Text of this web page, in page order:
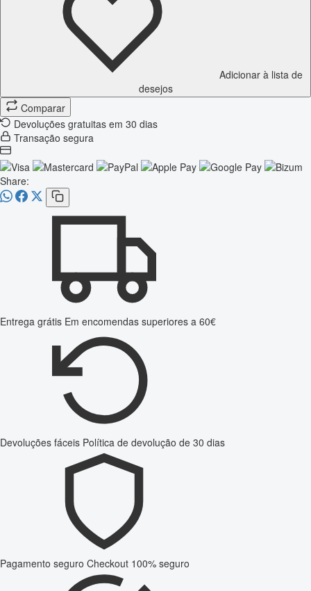
Adicionar à lista de
desejos
Comparar
Devoluções gratuitas em 30 dias
Transação segura
Share:
Entrega grátis Em encomendas superiores a 60€
Devoluções fáceis Política de devolução de 30 dias
Pagamento seguro Checkout 100% seguro